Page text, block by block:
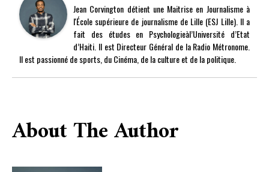
Jean Corvington détient une Maitrise en Journalisme à
l'École supérieure de journalisme de Lille (ESJ Lille). Il a
fait des études en Psychologieàl’Université d’Etat
d’Haiti. Il est Directeur Général de la Radio Métronome.
Il est passionné de sports, du Cinéma, de la culture et de la politique.
About The Author